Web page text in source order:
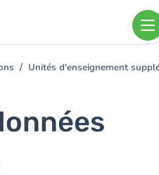
Unités d'enseignement